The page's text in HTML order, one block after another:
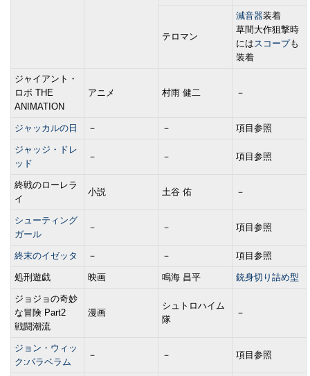
テロマン
減音器装着
草間大作狙撃時
にはスコープも
装着
ジャイアント・
ロボ THE
ANIMATION
アニメ 村雨 健二 －
ジャッカルの日 － － 項目参照
ジャッジ・ドレ
ッド
－ － 項目参照
終戦のローレラ
イ
小説 土谷 佑 －
シューティング
ガール
－ － 項目参照
終末のイゼッタ － － 項目参照
処刑遊戯 映画 鳴海 昌平 銃身切り詰め型
ジョジョの奇妙
な冒険 Part2
戦闘潮流
漫画
シュトロハイム
隊
－
ジョン・ウィッ
ク:パラベラム
－ － 項目参照